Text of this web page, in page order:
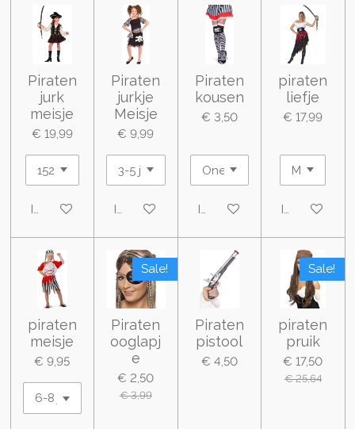
Piraten
jurk
meisje
€ 19,99
In winkelwagen
Piraten
jurkje
Meisje
€ 9,99
In winkelwagen
Piraten
kousen
€ 3,50
In winkelwagen
piraten
liefje
€ 17,99
In
piraten
meisje
€ 9,95
Sale!
Piraten
ooglapj
e
€ 2,50
€ 3,99
Piraten
pistool
€ 4,50
Sale!
piraten
pruik
€ 17,50
€ 25,64